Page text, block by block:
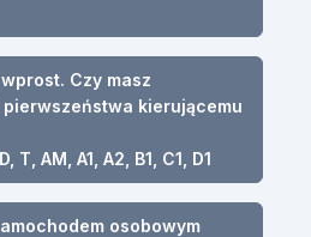
Czy masz
kierującemu
T, AM, A1, A2, B1, C1, D1
osobowym